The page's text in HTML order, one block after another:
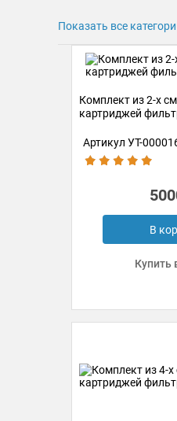
Показать все
Комплект из 2-х
картриджей
Артикул УТ-
В
Купить